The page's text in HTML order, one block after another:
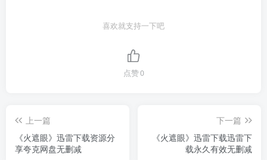
喜欢就支持一下吧
点赞0
上一篇
《火遮眼》迅雷下载资源分
享夸克网盘无删减
下一篇
《火遮眼》迅雷下载迅雷下
载永久有效无删减